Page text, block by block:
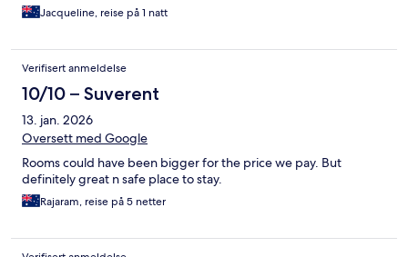
Jacqueline, reise på 1 natt
Verifisert anmeldelse
10/10 – Suverent
13. jan. 2026
Oversett med Google
Rooms could have been bigger for the price we pay. But
definitely great n safe place to stay.
Rajaram, reise på 5 netter